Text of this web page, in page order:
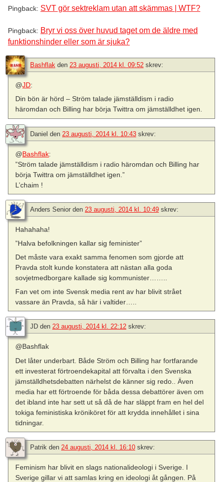
Pingback: SVT gör sektreklam utan att skämmas | WTF?
Pingback: Bryr vi oss över huvud taget om de äldre med
funktionshinder eller som är sjuka?
Bashflak den 23 augusti, 2014 kl. 09:52 skrev:
@JD:
Din bön är hörd – Ström talade jämställdism i radio
häromdan och Billing har börja Twittra om jämställdhet igen.
Daniel den 23 augusti, 2014 kl. 10:43 skrev:
@Bashflak:
”Ström talade jämställdism i radio häromdan och Billing har
börja Twittra om jämställdhet igen.”
L’chaim !
Anders Senior den 23 augusti, 2014 kl. 10:49 skrev:
Hahahaha!
”Halva befolkningen kallar sig feminister”
Det måste vara exakt samma fenomen som gjorde att
Pravda stolt kunde konstatera att nästan alla goda
sovjetmedborgare kallade sig kommunister……..
Fan vet om inte Svensk media rent av har blivit strået
vassare än Pravda, så här i valtider…..
JD den 23 augusti, 2014 kl. 22:12 skrev:
@Bashflak
Det låter underbart. Både Ström och Billing har fortfarande
ett investerat förtroendekapital att förvalta i den Svenska
jämställdhetsdebatten närhelst de känner sig redo.. Även
media har ett förtroende för båda dessa debattörer även om
det ibland inte har sett ut så då de har släppt fram en hel del
tokiga feministiska kröniköret för att krydda innehållet i sina
tidningar.
Patrik den 24 augusti, 2014 kl. 16:10 skrev:
Feminism har blivit en slags nationalideologi i Sverige. I
Sverige gillar vi att samlas kring en ideologi åt gången. På